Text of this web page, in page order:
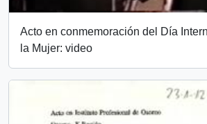
Acto en conmemoración del Día
la Mujer: video